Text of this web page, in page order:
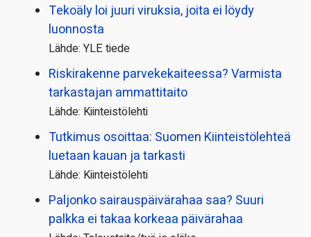
Tekoäly loi juuri viruksia, joita ei löydy
luonnosta
Lähde: YLE tiede
Riskirakenne parvekekaiteessa? Varmista
tarkastajan ammattitaito
Lähde: Kiinteistölehti
Tutkimus osoittaa: Suomen Kiinteistölehteä
luetaan kauan ja tarkasti
Lähde: Kiinteistölehti
Paljonko sairauspäivä­rahaa saa? Suuri
palkka ei takaa korkeaa päivärahaa